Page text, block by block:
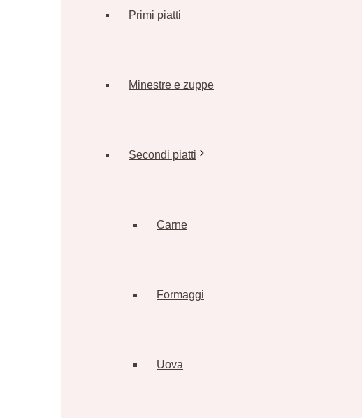
Primi piatti
Minestre e zuppe
Secondi piatti
Carne
Formaggi
Uova